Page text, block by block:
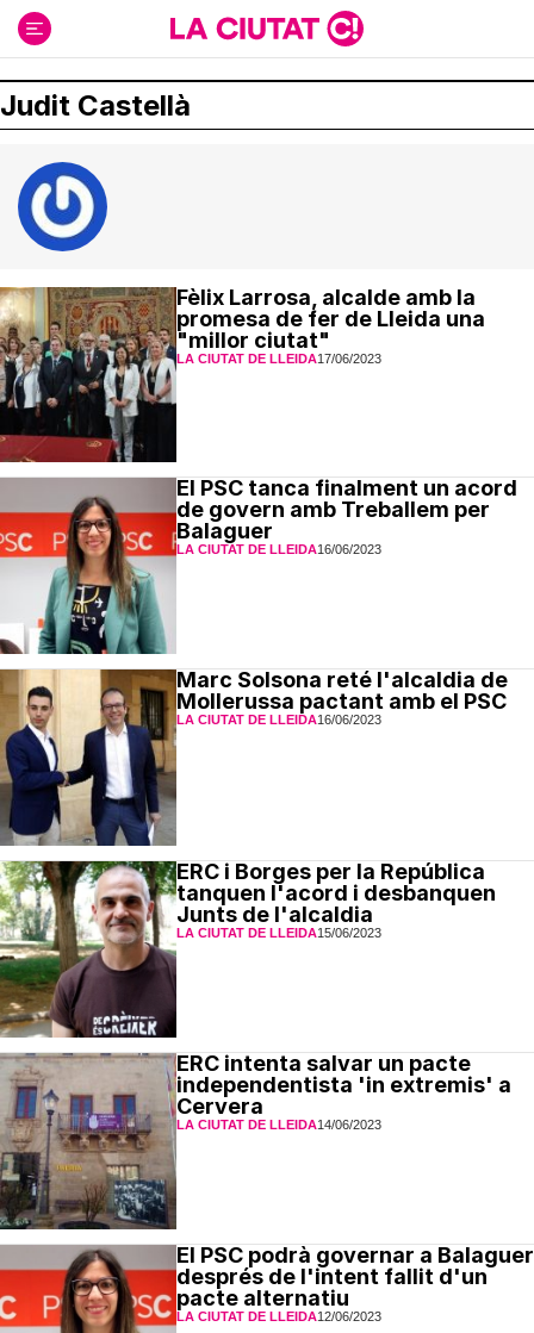
contenido
Judit Castellà
Fèlix Larrosa, alcalde amb la
promesa de fer de Lleida una
"millor ciutat"
LA CIUTAT DE LLEIDA17/06/2023
El PSC tanca finalment un acord
de govern amb Treballem per
Balaguer
LA CIUTAT DE LLEIDA16/06/2023
Marc Solsona reté l'alcaldia de
Mollerussa pactant amb el PSC
LA CIUTAT DE LLEIDA16/06/2023
ERC i Borges per la República
tanquen l'acord i desbanquen
Junts de l'alcaldia
LA CIUTAT DE LLEIDA15/06/2023
ERC intenta salvar un pacte
independentista 'in extremis' a
Cervera
LA CIUTAT DE LLEIDA14/06/2023
El PSC podrà governar a Balaguer
després de l'intent fallit d'un
pacte alternatiu
LA CIUTAT DE LLEIDA12/06/2023